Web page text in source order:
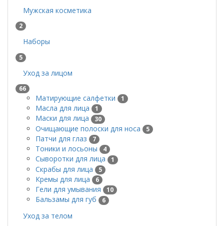
Мужская косметика
2
Наборы
5
Уход за лицом
66
Матирующие салфетки 1
Масла для лица 1
Маски для лица 30
Очищающие полоски для носа 5
Патчи для глаз 7
Тоники и лосьоны 4
Сыворотки для лица 1
Скрабы для лица 5
Кремы для лица 6
Гели для умывания 10
Бальзамы для губ 6
Уход за телом